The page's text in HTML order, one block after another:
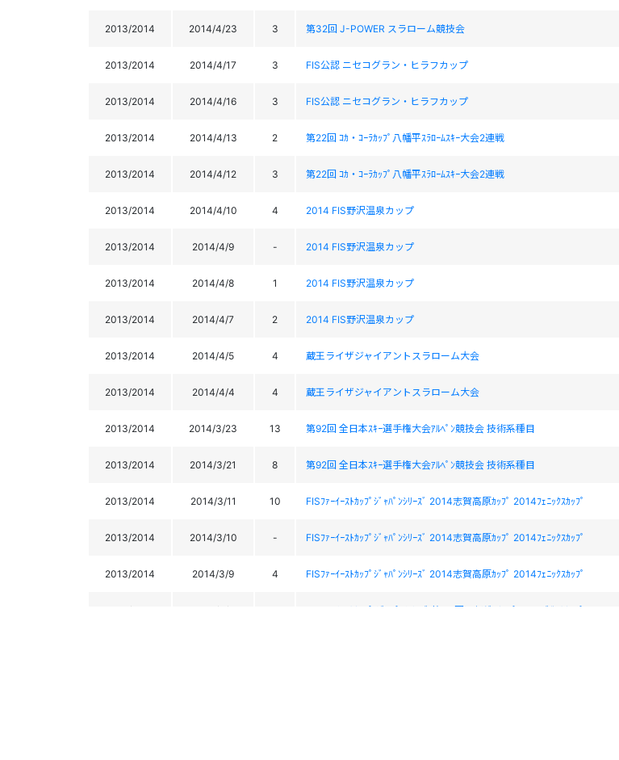
2013/2014 2014/4/23 3 第32回 J-POWER スラローム競技会
2013/2014 2014/4/17 3 FIS公認 ニセコグラン・ヒラフカップ
2013/2014 2014/4/16 3 FIS公認 ニセコグラン・ヒラフカップ
2013/2014 2014/4/13 2 第22回 ｺｶ・ｺｰﾗｶｯﾌﾟ八幡平ｽﾗﾛｰﾑｽｷｰ大会2連戦
2013/2014 2014/4/12 3 第22回 ｺｶ・ｺｰﾗｶｯﾌﾟ八幡平ｽﾗﾛｰﾑｽｷｰ大会2連戦
2013/2014 2014/4/10 4 2014 FIS野沢温泉カップ
2013/2014 2014/4/9 - 2014 FIS野沢温泉カップ
2013/2014 2014/4/8 1 2014 FIS野沢温泉カップ
2013/2014 2014/4/7 2 2014 FIS野沢温泉カップ
2013/2014 2014/4/5 4 蔵王ライザジャイアントスラローム大会
2013/2014 2014/4/4 4 蔵王ライザジャイアントスラローム大会
2013/2014 2014/3/23 13 第92回 全日本ｽｷｰ選手権大会ｱﾙﾍﾟﾝ競技会 技術系種目
2013/2014 2014/3/21 8 第92回 全日本ｽｷｰ選手権大会ｱﾙﾍﾟﾝ競技会 技術系種目
2013/2014 2014/3/11 10 FISﾌｧｰｲｰｽﾄｶｯﾌﾟｼﾞｬﾊﾟﾝｼﾘｰｽﾞ 2014志賀高原ｶｯﾌﾟ 2014ﾌｪﾆｯｸｽｶｯﾌﾟ
2013/2014 2014/3/10 - FISﾌｧｰｲｰｽﾄｶｯﾌﾟｼﾞｬﾊﾟﾝｼﾘｰｽﾞ 2014志賀高原ｶｯﾌﾟ 2014ﾌｪﾆｯｸｽｶｯﾌﾟ
2013/2014 2014/3/9 4 FISﾌｧｰｲｰｽﾄｶｯﾌﾟｼﾞｬﾊﾟﾝｼﾘｰｽﾞ 2014志賀高原ｶｯﾌﾟ 2014ﾌｪﾆｯｸｽｶｯﾌﾟ
2013/2014 2014/3/7 FISﾌｧｰｲｰｽﾄｶｯﾌﾟ ｼﾞｬﾊﾟﾝｼﾘｰｽﾞ 第44回ｼｭﾅｲﾀﾞｰｶｯﾌﾟ2014ﾃﾞｻﾝﾄｶｯﾌﾟ